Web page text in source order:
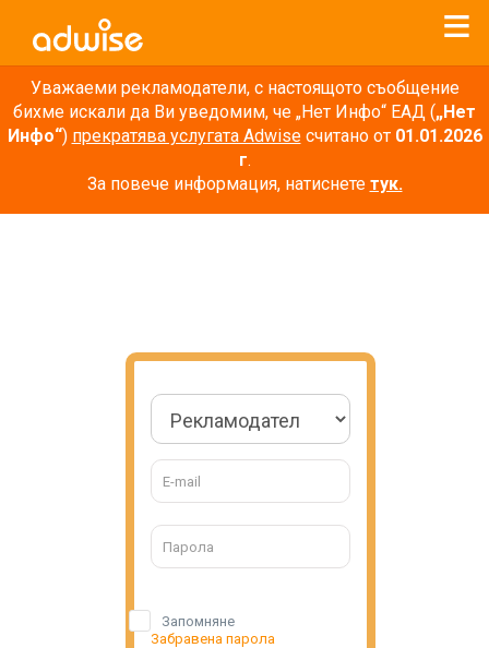
Уважаеми рекламодатели, с настоящото съобщение
бихме искали да Ви уведомим, че „Нет Инфо“ ЕАД („Нет
Инфо“) прекратява услугата Adwiseсчитано от 01.01.2026
г.
За повече информация, натиснете тук.
Запомняне
Забравена парола